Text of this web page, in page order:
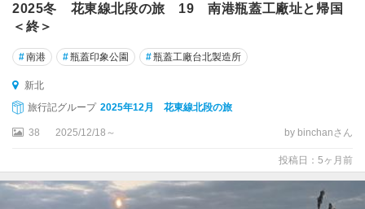
2025冬 花東線北段の旅 19 南港瓶蓋工廠址と帰国
＜終＞
#南港 #瓶蓋印象公園 #瓶蓋工廠台北製造所
新北
旅行記グループ 2025年12月 花東線北段の旅
38 2025/12/18～ by binchanさん
投稿日：5ヶ月前